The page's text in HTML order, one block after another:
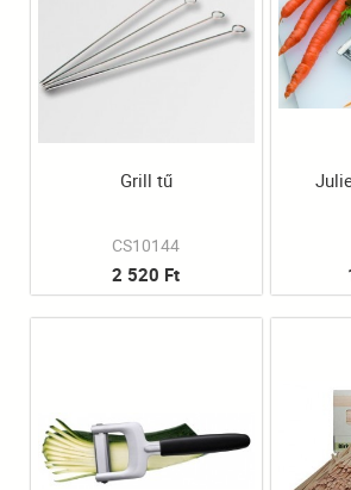
Grill tű
CS10144
2 520 Ft